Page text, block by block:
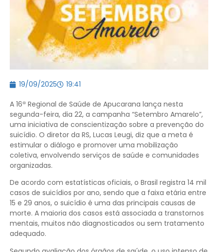
19/09/2025 19:41
A 16ª Regional de Saúde de Apucarana lança nesta
segunda-feira, dia 22, a campanha “Setembro Amarelo”,
uma iniciativa de conscientização sobre a prevenção do
suicídio. O diretor da RS, Lucas Leugi, diz que a meta é
estimular o diálogo e promover uma mobilização
coletiva, envolvendo serviços de saúde e comunidades
organizadas.
De acordo com estatísticas oficiais, o Brasil registra 14 mil
casos de suicídios por ano, sendo que a faixa etária entre
15 e 29 anos, o suicídio é uma das principais causas de
morte. A maioria dos casos está associada a transtornos
mentais, muitos não diagnosticados ou sem tratamento
adequado.